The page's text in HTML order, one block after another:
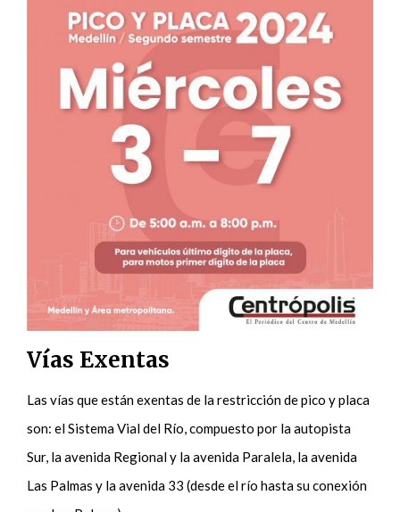
Vías Exentas
Las vías que están exentas de la restricción de pico y placa
son: el Sistema Vial del Río, compuesto por la autopista
Sur, la avenida Regional y la avenida Paralela, la avenida
Las Palmas y la avenida 33 (desde el río hasta su conexión